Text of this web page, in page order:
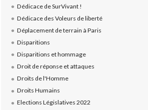
Dédicace de SurVivant !
Dédicace des Voleurs de liberté
Déplacement de terrain à Paris
Disparitions
Disparitions et hommage
Droit de réponse et attaques
Droits de l'Homme
Droits Humains
Elections Législatives 2022